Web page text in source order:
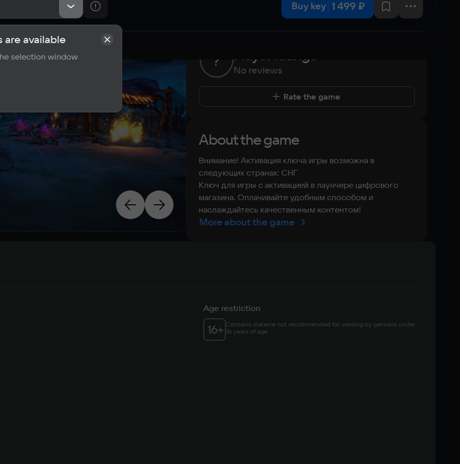
Buy key 1 499 ₽
Reviews
? Player ratings
No reviews
Rate the game
About the game
Внимание! Активация ключа игры возможна в
следующих странах: СНГ
Ключ для игры с активацией в лаунчере цифрового
магазина. Оплачивайте удобным способом и
наслаждайтесь качественным контентом!
More about the game
Age restriction
16+ Contains material not recommended for viewing by persons under
16 years of age
are available
selection window